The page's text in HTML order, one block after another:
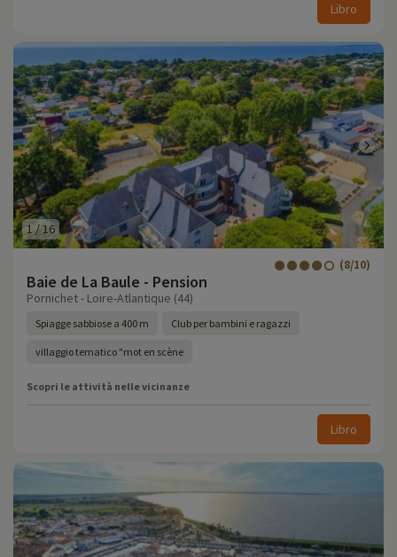
Libro
1/16
Baie de La Baule - Pension
(8/10)
Pornichet - Loire-Atlantique (44)
Spiagge sabbiose a 400 m Club per bambini e ragazzi
villaggio tematico "mot en scène
Scopri le attività nelle vicinanze
Libro